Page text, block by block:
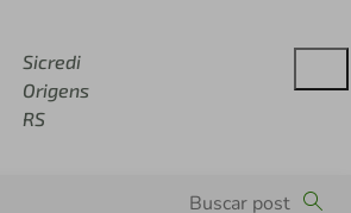
Sicredi
Origens
RS